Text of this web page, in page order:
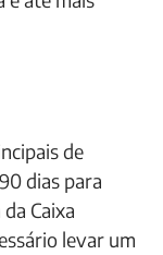
de
dias para
Caixa
levar um